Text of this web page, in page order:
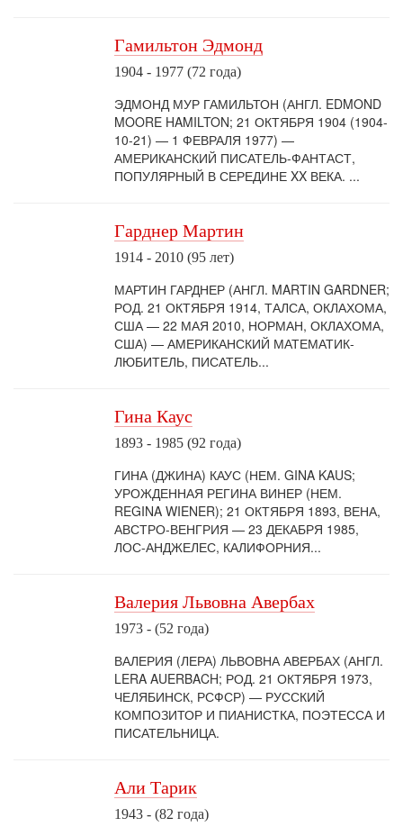
Гамильтон Эдмонд
1904 - 1977 (72 года)
ЭДМОНД МУР ГАМИЛЬТОН (АНГЛ. EDMOND
MOORE HAMILTON; 21 ОКТЯБРЯ 1904 (1904-
10-21) — 1 ФЕВРАЛЯ 1977) —
АМЕРИКАНСКИЙ ПИСАТЕЛЬ-ФАНТАСТ,
ПОПУЛЯРНЫЙ В СЕРЕДИНЕ XX ВЕКА. ...
Гарднер Мартин
1914 - 2010 (95 лет)
МАРТИН ГАРДНЕР (АНГЛ. MARTIN GARDNER;
РОД. 21 ОКТЯБРЯ 1914, ТАЛСА, ОКЛАХОМА,
США — 22 МАЯ 2010, НОРМАН, ОКЛАХОМА,
США) — АМЕРИКАНСКИЙ МАТЕМАТИК-
ЛЮБИТЕЛЬ, ПИСАТЕЛЬ...
Гина Каус
1893 - 1985 (92 года)
ГИНА (ДЖИНА) КАУС (НЕМ. GINA KAUS;
УРОЖДЕННАЯ РЕГИНА ВИНЕР (НЕМ.
REGINA WIENER); 21 ОКТЯБРЯ 1893, ВЕНА,
АВСТРО-ВЕНГРИЯ — 23 ДЕКАБРЯ 1985,
ЛОС-АНДЖЕЛЕС, КАЛИФОРНИЯ...
Валерия Львовна Авербах
1973 - (52 года)
ВАЛЕРИЯ (ЛЕРА) ЛЬВОВНА АВЕРБАХ (АНГЛ.
LERA AUERBACH; РОД. 21 ОКТЯБРЯ 1973,
ЧЕЛЯБИНСК, РСФСР) — РУССКИЙ
КОМПОЗИТОР И ПИАНИСТКА, ПОЭТЕССА И
ПИСАТЕЛЬНИЦА.
Али Тарик
1943 - (82 года)